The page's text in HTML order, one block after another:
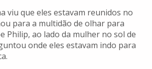
viu que eles estavam reunidos no
para a multidão de olhar para
Philip, ao lado da mulher no sol de
onde eles estavam indo para